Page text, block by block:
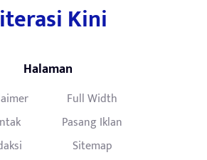
Kini
Halaman
Full Width
Pasang Iklan
Sitemap